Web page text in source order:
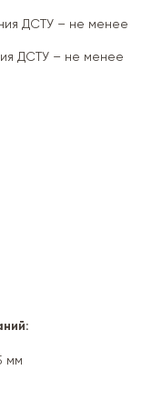
ДСТУ – не менее
ДСТУ – не менее
мм